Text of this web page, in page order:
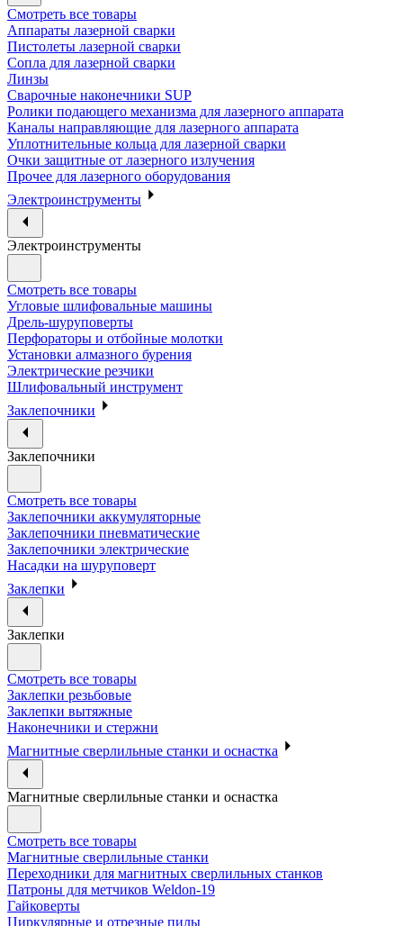
Смотреть все товары
Аппараты лазерной сварки
Пистолеты лазерной сварки
Сопла для лазерной сварки
Линзы
Сварочные наконечники SUP
Ролики подающего механизма для лазерного аппарата
Каналы направляющие для лазерного аппарата
Уплотнительные кольца для лазерной сварки
Очки защитные от лазерного излучения
Прочее для лазерного оборудования
Электроинструменты
Электроинструменты
Смотреть все товары
Угловые шлифовальные машины
Дрель-шуруповерты
Перфораторы и отбойные молотки
Установки алмазного бурения
Электрические резчики
Шлифовальный инструмент
Заклепочники
Заклепочники
Смотреть все товары
Заклепочники аккумуляторные
Заклепочники пневматические
Заклепочники электрические
Насадки на шуруповерт
Заклепки
Заклепки
Смотреть все товары
Заклепки резьбовые
Заклепки вытяжные
Наконечники и стержни
Магнитные сверлильные станки и оснастка
Магнитные сверлильные станки и оснастка
Смотреть все товары
Магнитные сверлильные станки
Переходники для магнитных сверлильных станков
Патроны для метчиков Weldon-19
Гайковерты
Циркулярные и отрезные пилы